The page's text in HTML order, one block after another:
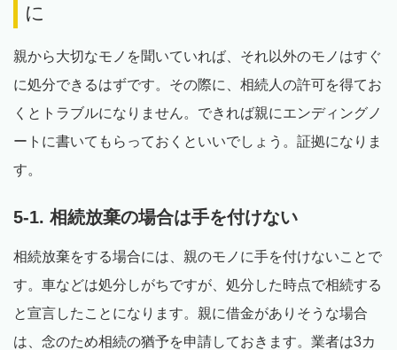
に
親から大切なモノを聞いていれば、それ以外のモノはすぐ
に処分できるはずです。その際に、相続人の許可を得てお
くとトラブルになりません。できれば親にエンディングノ
ートに書いてもらっておくといいでしょう。証拠になりま
す。
5-1. 相続放棄の場合は手を付けない
相続放棄をする場合には、親のモノに手を付けないことで
す。車などは処分しがちですが、処分した時点で相続する
と宣言したことになります。親に借金がありそうな場合
は、念のため相続の猶予を申請しておきます。業者は3カ